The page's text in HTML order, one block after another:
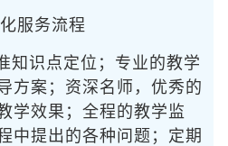
服务流程
知识点定位；专业的教学
方案；资深名师，优秀的
学效果；全程的教学监
中提出的各种问题；定期